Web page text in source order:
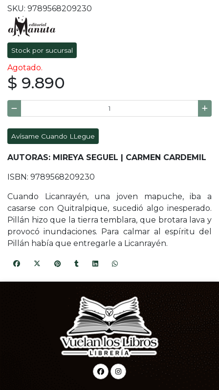
SKU: 9789568209230
Stock por sucursal
Agotado.
$ 9.890
Avísame Cuando LLegue
AUTORAS: MIREYA SEGUEL | CARMEN CARDEMIL
ISBN: 9789568209230
Cuando Licanrayén, una joven mapuche, iba a
casarse con Quitralpique, sucedió algo inesperado.
Pillán hizo que la tierra temblara, que brotara lava y
provocó inundaciones. Para calmar al espíritu del
Pillán había que entregarle a Licanrayén.